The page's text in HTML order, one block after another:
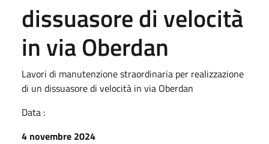
dissuasore di velocità
in via Oberdan
Lavori di manutenzione straordinaria per realizzazione
di un dissuasore di velocità in via Oberdan
Data :
4 novembre 2024